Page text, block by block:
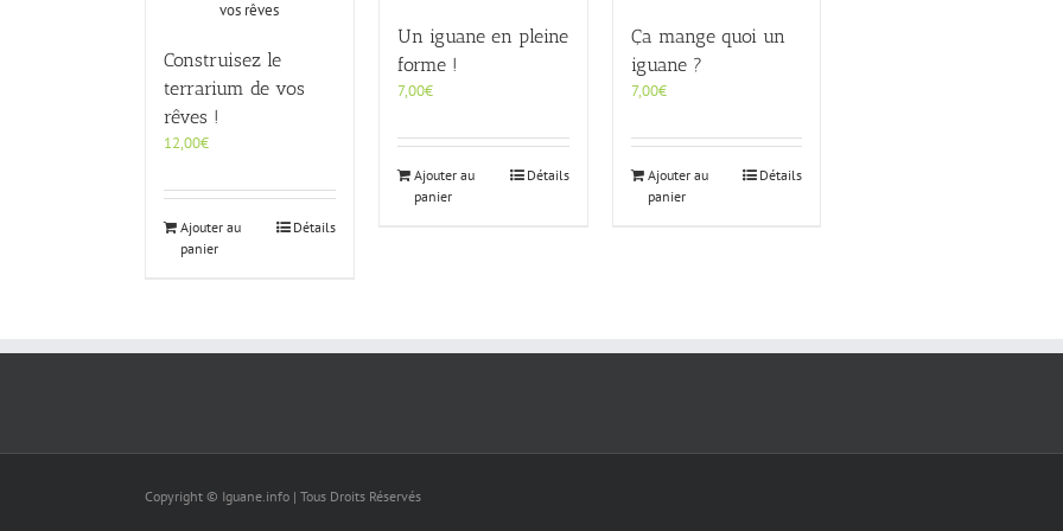
Construisez le
terrarium de vos
rêves !
12,00€
Ajouter au
panier
Détails
Un iguane en pleine
forme !
7,00€
Ajouter au
panier
Détails
Ça mange quoi un
iguane ?
7,00€
Ajouter au
panier
Détails
Copyright © Iguane.info | Tous Droits Réservés